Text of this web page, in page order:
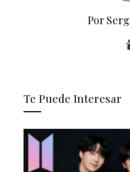
Por
Te Puede Interesar